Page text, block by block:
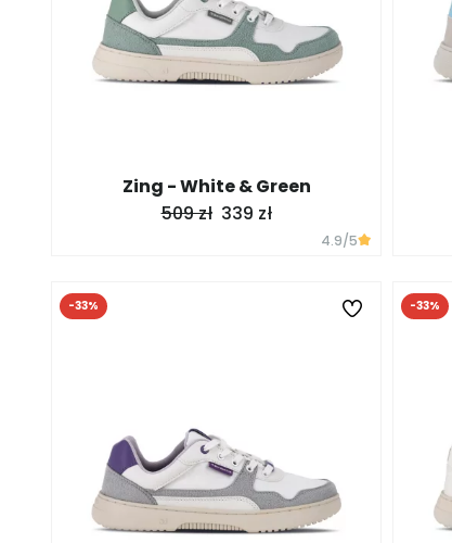
Zing - White & Green
509 zł 339 zł
4.9/5
-33% -33%